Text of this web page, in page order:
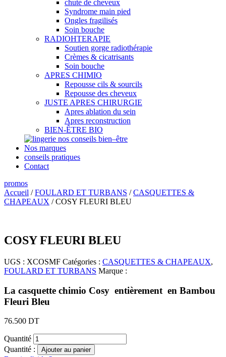
chute de cheveux
Syndrome main pied
Ongles fragilisés
Soin bouche
RADIOHTERAPIE
Soutien gorge radiothérapie
Crèmes & cicatrisants
Soin bouche
APRES CHIMIO
Repousse cils & sourcils
Repousse des cheveux
JUSTE APRES CHIRURGIE
Apres ablation du sein
Apres reconstruction
BIEN-ÊTRE BIO
nos conseils bien–être
Nos marques
conseils pratiques
Contact
promos
Accueil /FOULARD ET TURBANS /CASQUETTES &
CHAPEAUX / COSY FLEURI BLEU
COSY FLEURI BLEU
UGS : XCOSMF Catégories : CASQUETTES & CHAPEAUX,
FOULARD ET TURBANS Marque :
La casquette chimio Cosy entièrement en Bambou
Fleuri Bleu
76.500 DT
Quantité
Quantité :
Ajouter au panier